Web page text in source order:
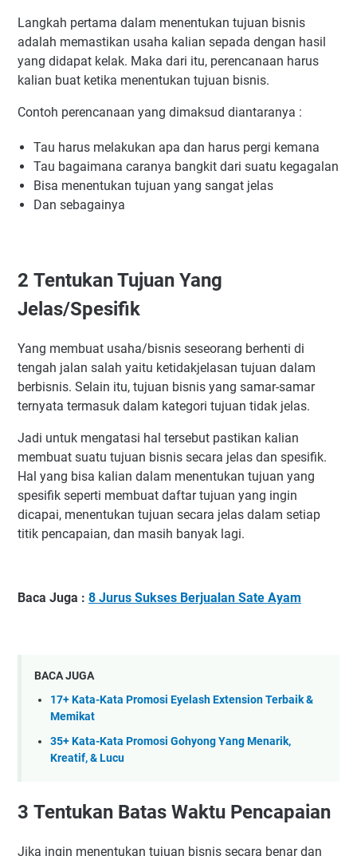
5 Memberi Reward Kepada Diri Sendiri
5 Gabung Komunitas Bisnis
Langkah pertama dalam menentukan tujuan bisnis
adalah memastikan usaha kalian sepada dengan hasil
yang didapat kelak. Maka dari itu, perencanaan harus
kalian buat ketika menentukan tujuan bisnis.
Contoh perencanaan yang dimaksud diantaranya :
Tau harus melakukan apa dan harus pergi kemana
Tau bagaimana caranya bangkit dari suatu kegagalan
Bisa menentukan tujuan yang sangat jelas
Dan sebagainya
2 Tentukan Tujuan Yang
Jelas/Spesifik
Yang membuat usaha/bisnis seseorang berhenti di
tengah jalan salah yaitu ketidakjelasan tujuan dalam
berbisnis. Selain itu, tujuan bisnis yang samar-samar
ternyata termasuk dalam kategori tujuan tidak jelas.
Jadi untuk mengatasi hal tersebut pastikan kalian
membuat suatu tujuan bisnis secara jelas dan spesifik.
Hal yang bisa kalian dalam menentukan tujuan yang
spesifik seperti membuat daftar tujuan yang ingin
dicapai, menentukan tujuan secara jelas dalam setiap
titik pencapaian, dan masih banyak lagi.
Baca Juga : 8 Jurus Sukses Berjualan Sate Ayam
BACA JUGA
17+ Kata-Kata Promosi Eyelash Extension Terbaik &
Memikat
35+ Kata-Kata Promosi Gohyong Yang Menarik,
Kreatif, & Lucu
3 Tentukan Batas Waktu Pencapaian
Jika ingin menentukan tujuan bisnis secara benar dan